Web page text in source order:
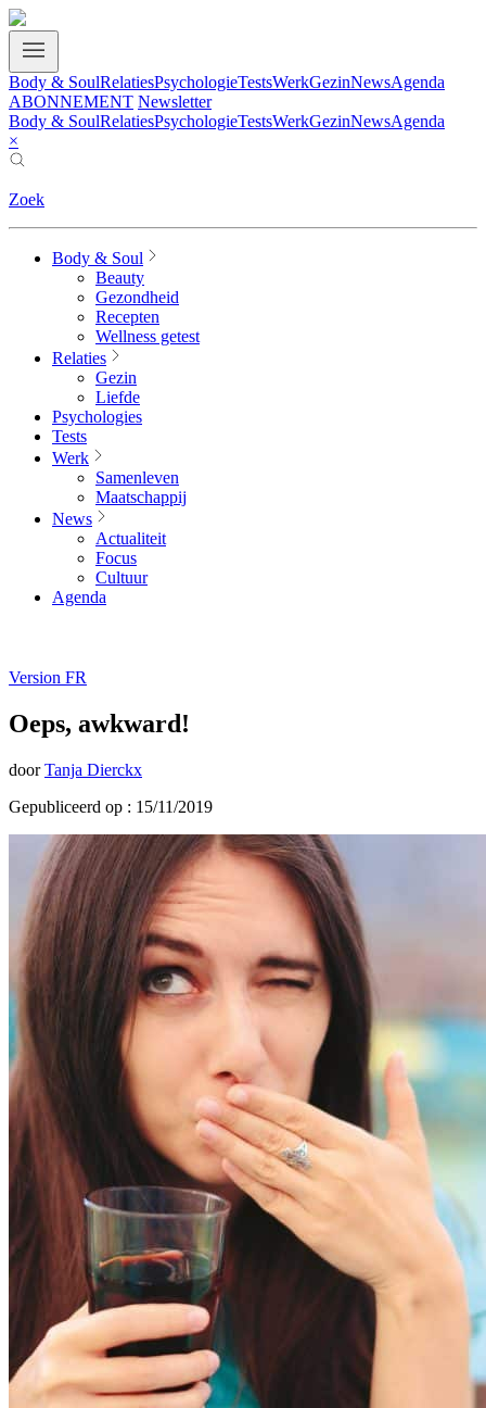
Body & SoulRelatiesPsychologieTestsWerkGezinNewsAgenda
ABONNEMENT Newsletter
Body & SoulRelatiesPsychologieTestsWerkGezinNewsAgenda
×
Zoek
Body & Soul
Beauty
Gezondheid
Recepten
Wellness getest
Relaties
Gezin
Liefde
Psychologies
Tests
Werk
Samenleven
Maatschappij
News
Actualiteit
Focus
Cultuur
Agenda
Version FR
Oeps, awkward!
door Tanja Dierckx
Gepubliceerd op : 15/11/2019